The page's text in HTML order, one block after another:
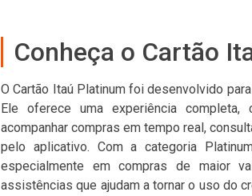
Conheça o Cartão
O Cartão Itaú Platinum foi desenvolvido
Ele oferece uma experiência
acompanhar compras em tempo real,
pelo aplicativo. Com a categoria
especialmente em compras de maior
assistências que ajudam a tornar o uso do